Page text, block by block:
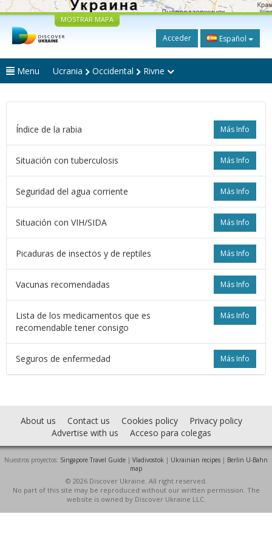
MOSTRAR MAPA
Acceder Español
Menu Ucrania Occidental Rivne
Más Info
Índice de la rabia
Más Info
Situación con tuberculosis
Más Info
Seguridad del agua corriente
Más Info
Situación con VIH/SIDA
Más Info
Picaduras de insectos y de reptiles
Más Info
Vacunas recomendadas
Más Info
Lista de los medicamentos que es
recomendable tener consigo
Más Info
Seguros de enfermedad
About us Contact us Cookies policy
Privacy policy
Advertise with us
Acceso para colegas
Nuestros proyectos: Singapore Travel Guide | Vladivostok | Ukrainian recipes | Berlin U-Bahn
map
© 2026 Discover Ukraine. All right reserved.
No part of this site may be reproduced without our written permission. The
website is owned by Discover Ukraine LLC.